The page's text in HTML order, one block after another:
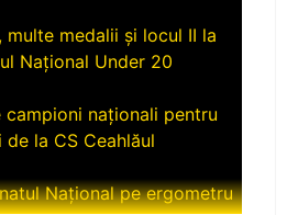
Național Under 20
la CS Ceahlăul